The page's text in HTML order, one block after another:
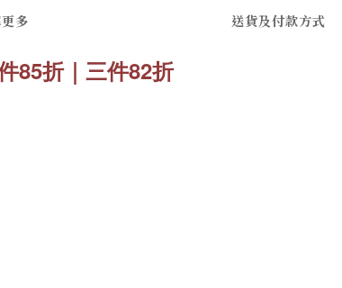
多 送貨及付款方式
85折｜三件82折